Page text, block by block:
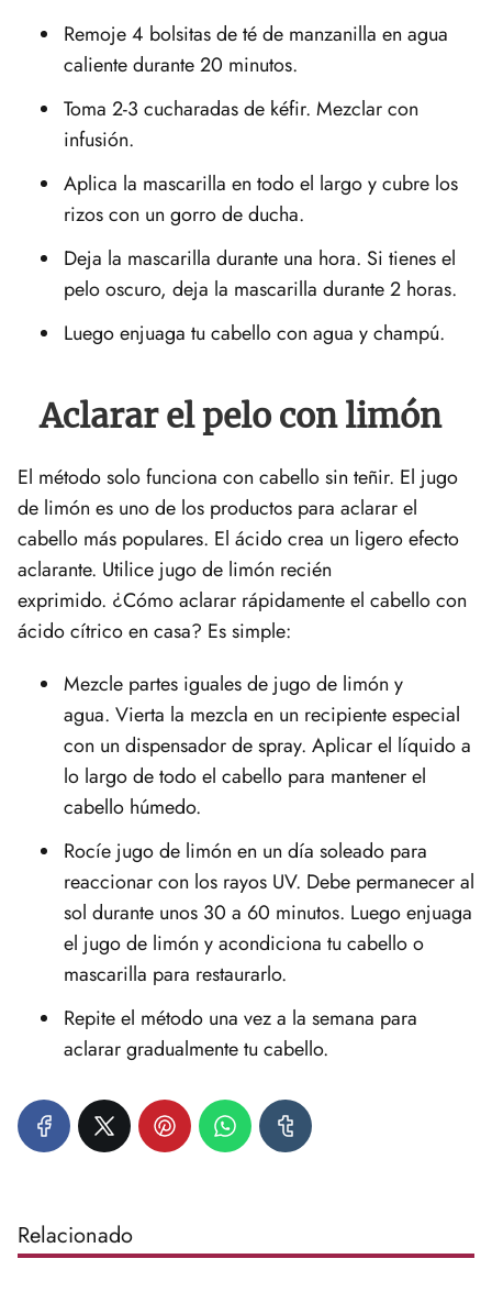
Remoje 4 bolsitas de té de manzanilla en agua
caliente durante 20 minutos.
Toma 2-3 cucharadas de kéfir. Mezclar con
infusión.
Aplica la mascarilla en todo el largo y cubre los
rizos con un gorro de ducha.
Deja la mascarilla durante una hora. Si tienes el
pelo oscuro, deja la mascarilla durante 2 horas.
Luego enjuaga tu cabello con agua y champú.
Aclarar el pelo con limón
El método solo funciona con cabello sin teñir. El jugo
de limón es uno de los productos para aclarar el
cabello más populares. El ácido crea un ligero efecto
aclarante. Utilice jugo de limón recién
exprimido. ¿Cómo aclarar rápidamente el cabello con
ácido cítrico en casa? Es simple:
Mezcle partes iguales de jugo de limón y
agua. Vierta la mezcla en un recipiente especial
con un dispensador de spray. Aplicar el líquido a
lo largo de todo el cabello para mantener el
cabello húmedo.
Rocíe jugo de limón en un día soleado para
reaccionar con los rayos UV. Debe permanecer al
sol durante unos 30 a 60 minutos. Luego enjuaga
el jugo de limón y acondiciona tu cabello o
mascarilla para restaurarlo.
Repite el método una vez a la semana para
aclarar gradualmente tu cabello.
Relacionado